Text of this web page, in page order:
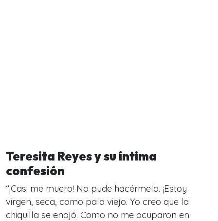
Teresita Reyes y su íntima
confesión
“¡Casi me muero! No pude hacérmelo. ¡Estoy
virgen, seca, como palo viejo. Yo creo que la
chiquilla se enojó. Como no me ocuparon en